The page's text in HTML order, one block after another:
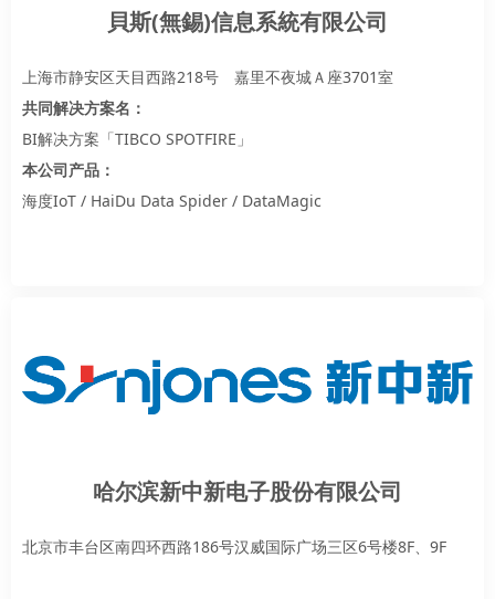
貝斯(無錫)信息系統有限公司
上海市静安区天目西路218号 嘉里不夜城Ａ座3701室
共同解决方案名：
BI解决方案「TIBCO SPOTFIRE」
本公司产品：
海度IoT / HaiDu Data Spider / DataMagic
哈尔滨新中新电子股份有限公司
北京市丰台区南四环西路186号汉威国际广场三区6号楼8F、9F